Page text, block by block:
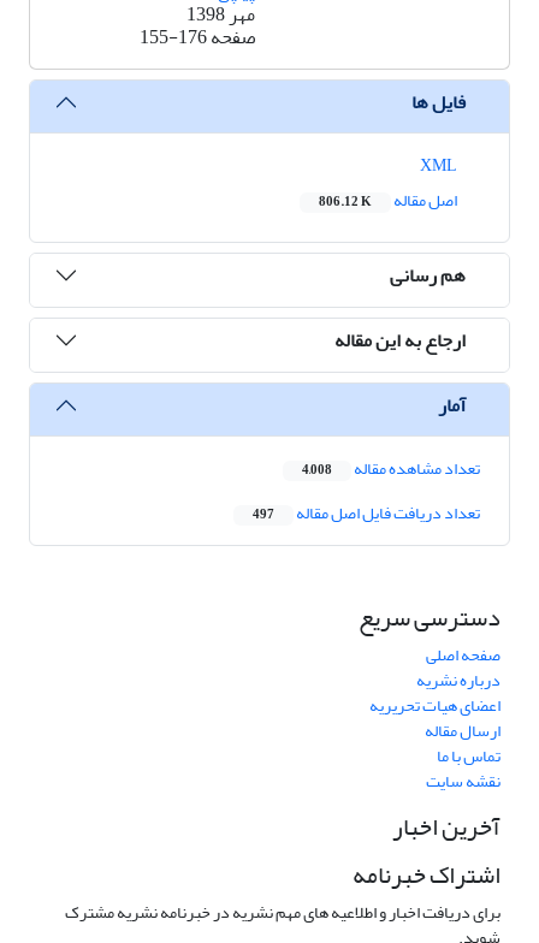
مهر 1398
صفحه155-176
فایل ها
اصل مقاله
806.12 K
هم رسانی
ارجاع به این مقاله
آمار
تعداد مشاهده مقاله 4,008
تعداد دریافت فایل اصل مقاله 497
دسترسی سریع
صفحه اصلی
درباره نشریه
اعضای هیات تحریریه
ارسال مقاله
تماس با ما
نقشه سایت
آخرین اخبار
اشتراک خبرنامه
برای دریافت اخبار و اطلاعیه های مهم نشریه در خبرنامه نشریه مشترک